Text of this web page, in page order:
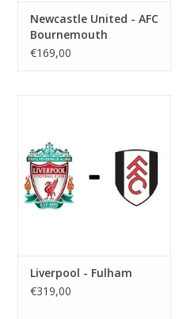
Newcastle United - AFC
Bournemouth
€169,00
Liverpool - Fulham
€319,00